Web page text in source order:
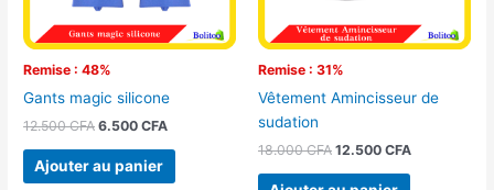
Remise : 48%
Gants magic silicone
12.500CFA 6.500CFA
Ajouter au panier
Remise : 31%
Vêtement Amincisseur de
sudation
18.000CFA 12.500 CFA